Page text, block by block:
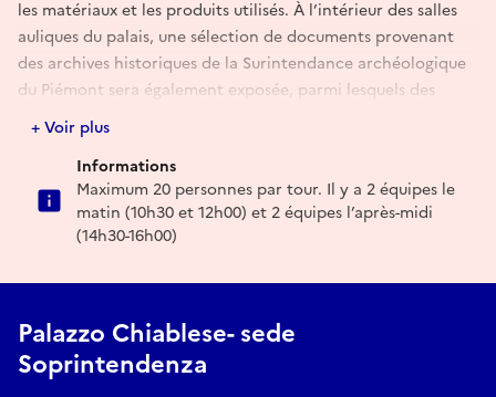
les matériaux et les produits utilisés. À l’intérieur des salles
auliques du palais, une sélection de documents provenant
des archives historiques de la Surintendance archéologique
du Piémont sera également exposée, parmi lesquels des
photographies et des dessins, pour illustrer l’importance des
cartes d’archives aux fins de la recherche, de la protection
et de l’histoire de l’archéologie et leur propre valeur en tant
que biens culturels
+ Voir plus
Informations
Maximum 20 personnes par tour. Il y a 2 équipes le
matin (10h30 et 12h00) et 2 équipes l’après-midi
(14h30-16h00)
Palazzo Chiablese- sede
Soprintendenza